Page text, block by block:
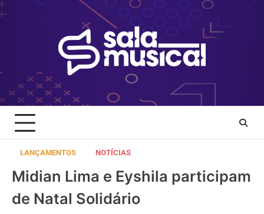
Skip
to
LANÇAMENTOS NOTÍCIAS
Midian Lima e Eyshila participam
de Natal Solidário